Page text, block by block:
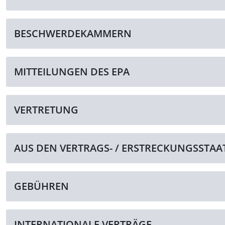
BESCHWERDEKAMMERN
MITTEILUNGEN DES EPA
VERTRETUNG
AUS DEN VERTRAGS- /
GEBÜHREN